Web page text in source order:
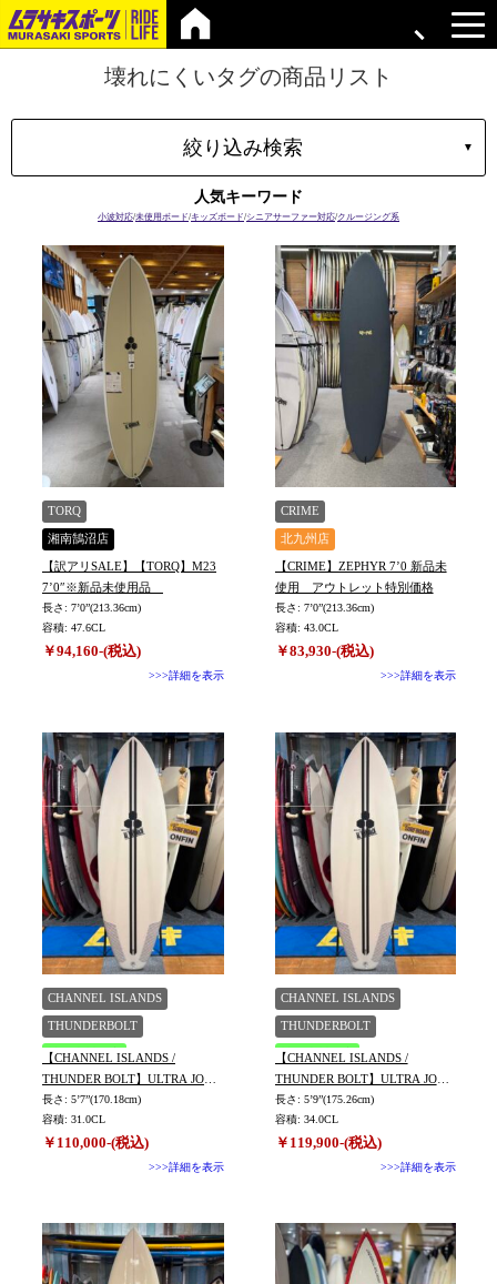
壊れにくいタグの商品リスト
絞り込み検索 ▼
ブランド
長さ
プラグ
ボードの特性
価格
在庫店舗
TYPE
人気キーワード
小波対応/未使用ボード/キッズボード/シニアサーファー対応/クルージング系
TORQ
湘南鵠沼店
【訳アリSALE】【TORQ】M23
7’0″※新品未使用品
長さ: 7’0”(213.36cm)
容積: 47.6CL
￥94,160-(税込)
>>>詳細を表示
CRIME
北九州店
【CRIME】ZEPHYR 7’0 新品未
使用 アウトレット特別価格
長さ: 7’0”(213.36cm)
容積: 43.0CL
￥83,930-(税込)
>>>詳細を表示
CHANNEL ISLANDS
THUNDERBOLT
神田小川町店
【CHANNEL ISLANDS /
THUNDER BOLT】ULTRA JOE
C-6 WIRED 5’7
長さ: 5’7”(170.18cm)
容積: 31.0CL
￥110,000-(税込)
>>>詳細を表示
CHANNEL ISLANDS
THUNDERBOLT
神田小川町店
【CHANNEL ISLANDS /
THUNDER BOLT】ULTRA JOE
C-6 WIRED 5’9
長さ: 5’9”(175.26cm)
容積: 34.0CL
￥119,900-(税込)
>>>詳細を表示